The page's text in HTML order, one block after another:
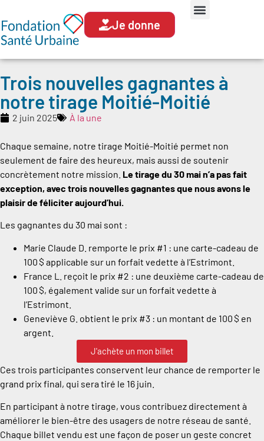
Je donne
Trois nouvelles gagnantes à
notre tirage Moitié-Moitié
2 juin 2025 À la une
Chaque semaine, notre tirage Moitié-Moitié permet non
seulement de faire des heureux, mais aussi de soutenir
concrètement notre mission. Le tirage du 30 mai n’a pas fait
exception, avec trois nouvelles gagnantes que nous avons le
plaisir de féliciter aujourd’hui.
Les gagnantes du 30 mai sont :
Marie Claude D. remporte le prix #1 : une carte-cadeau de
100 $ applicable sur un forfait vedette à l’Estrimont.
France L. reçoit le prix #2 : une deuxième carte-cadeau de
100 $, également valide sur un forfait vedette à
l’Estrimont.
Geneviève G. obtient le prix #3 : un montant de 100 $ en
argent.
J'achète un mon billet
Ces trois participantes conservent leur chance de remporter le
grand prix final, qui sera tiré le 16 juin.
En participant à notre tirage, vous contribuez directement à
améliorer le bien-être des usagers de notre réseau de santé.
Chaque billet vendu est une façon de poser un geste concret